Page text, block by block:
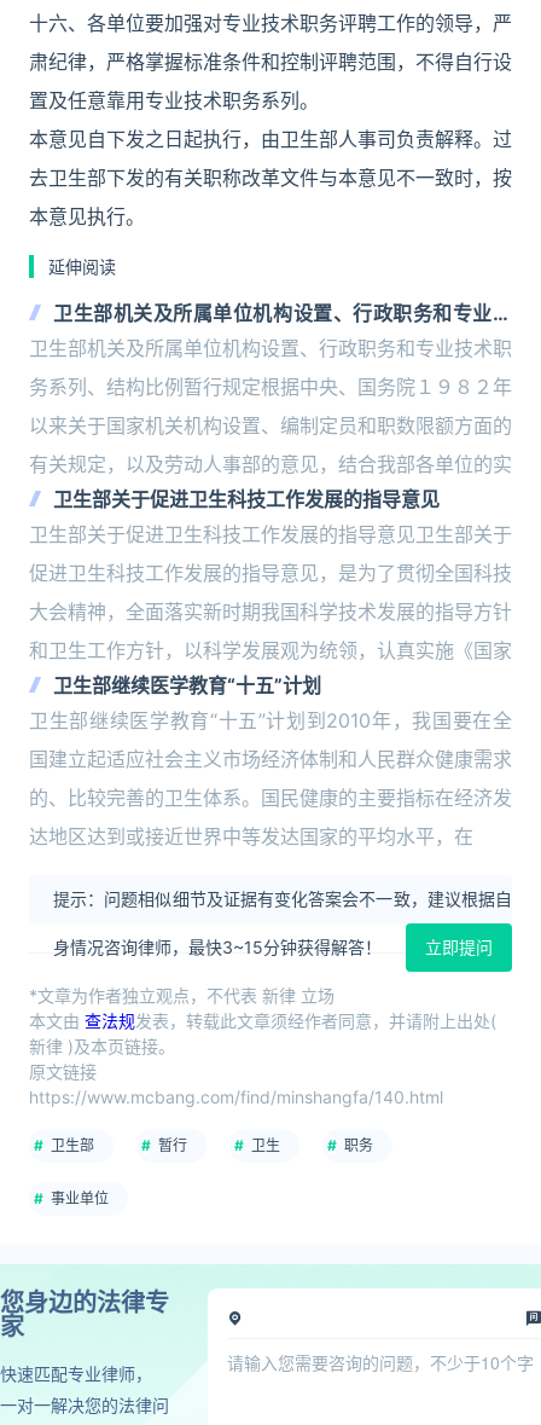
十六、各单位要加强对专业技术职务评聘工作的领导，严
肃纪律，严格掌握标准条件和控制评聘范围，不得自行设
置及任意靠用专业技术职务系列。
本意见自下发之日起执行，由卫生部人事司负责解释。过
去卫生部下发的有关职称改革文件与本意见不一致时，按
本意见执行。
延伸阅读
卫生部机关及所属单位机构设置、行政职务和专业技
术职务系列、结构比例暂行规定
卫生部机关及所属单位机构设置、行政职务和专业技术职
务系列、结构比例暂行规定根据中央、国务院１９８２年
以来关于国家机关机构设置、编制定员和职数限额方面的
有关规定，以及劳动人事部的意见，结合我部各单位的实
卫生部关于促进卫生科技工作发展的指导意见
卫生部关于促进卫生科技工作发展的指导意见卫生部关于
促进卫生科技工作发展的指导意见，是为了贯彻全国科技
大会精神，全面落实新时期我国科学技术发展的指导方针
和卫生工作方针，以科学发展观为统领，认真实施《国家
卫生部继续医学教育“十五”计划
卫生部继续医学教育“十五”计划到2010年，我国要在全
国建立起适应社会主义市场经济体制和人民群众健康需求
的、比较完善的卫生体系。国民健康的主要指标在经济发
达地区达到或接近世界中等发达国家的平均水平，在
提示：问题相似细节及证据有变化答案会不一致，建议根据自
身情况咨询律师，最快3~15分钟获得解答！ 立即提问
*文章为作者独立观点，不代表 新律 立场
本文由 查法规发表，转载此文章须经作者同意，并请附上出处(
新律 )及本页链接。
原文链接
https://www.mcbang.com/find/minshangfa/140.html
卫生部 暂行 卫生 职务
事业单位
您身边的法律专
家
快速匹配专业律师，
一对一解决您的法律问